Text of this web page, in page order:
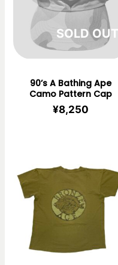
在庫切れ
90’s A Bathing Ape
Camo Pattern Cap
¥8,250